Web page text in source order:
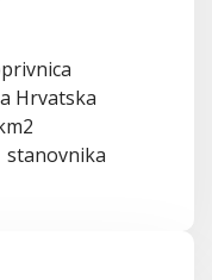
Hrvatska
stanovnika